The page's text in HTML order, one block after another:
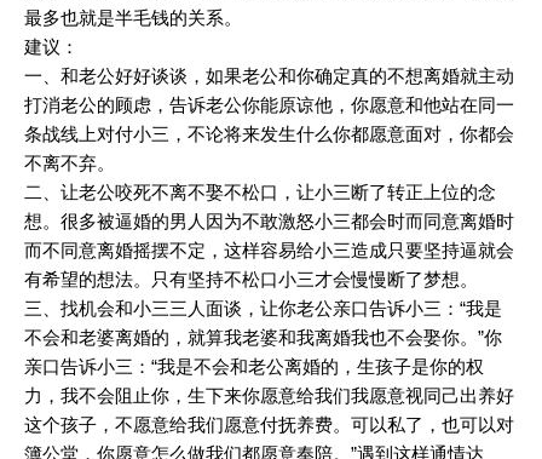
最多也就是半毛钱的关系。
建议：
一、和老公好好谈谈，如果老公和你确定真的不想离婚就主动
打消老公的顾虑，告诉老公你能原谅他，你愿意和他站在同一
条战线上对付小三，不论将来发生什么你都愿意面对，你都会
不离不弃。
二、让老公咬死不离不娶不松口，让小三断了转正上位的念
想。很多被逼婚的男人因为不敢激怒小三都会时而同意离婚时
而不同意离婚摇摆不定，这样容易给小三造成只要坚持逼就会
有希望的想法。只有坚持不松口小三才会慢慢断了梦想。
三、找机会和小三三人面谈，让你老公亲口告诉小三：“我是
不会和老婆离婚的，就算我老婆和我离婚我也不会娶你。”你
亲口告诉小三：“我是不会和老公离婚的，生孩子是你的权
力，我不会阻止你，生下来你愿意给我们我愿意视同己出养好
这个孩子，不愿意给我们愿意付抚养费。可以私了，也可以对
簿公堂，你愿意怎么做我们都愿意奉陪。”遇到这样通情达